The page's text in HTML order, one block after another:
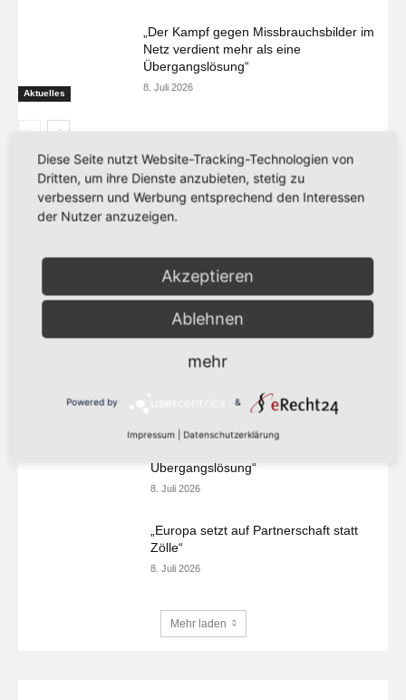
Aktuelles
„Der Kampf gegen Missbrauchsbilder im
Netz verdient mehr als eine
Übergangslösung“
8. Juli 2026
MEIST GELESEN
Klimazielen zurück“
21. Juli 2026
„Europa darf seinen Zahlungsverkehr
nicht länger anderen überlassen“
„Der Kampf gegen Missbrauchsbilder
Übergangslösung“
8. Juli 2026
„Europa setzt auf Partnerschaft statt
Zölle“
8. Juli 2026
Mehr laden
Diese Seite nutzt Website-Tracking-Technologien von
Dritten, um ihre Dienste anzubieten, stetig zu
verbessern und Werbung entsprechend den Interessen
der Nutzer anzuzeigen.
Akzeptieren
Ablehnen
mehr
Powered by &
Impressum Datenschutzerklärung